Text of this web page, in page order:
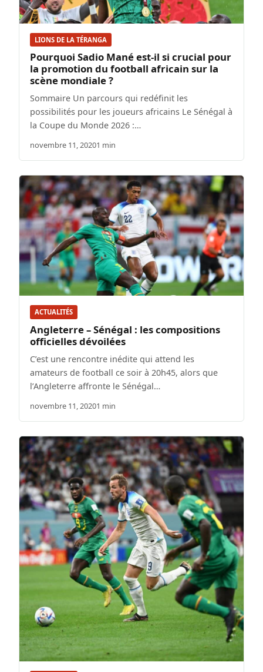
LIONS DE LA TÉRANGA
Pourquoi Sadio Mané est-il si crucial pour
la promotion du football africain sur la
scène mondiale ?
Sommaire Un parcours qui redéfinit les
possibilités pour les joueurs africains Le Sénégal à
la Coupe du Monde 2026 :…
novembre 11, 20201 min
ACTUALITÉS
Angleterre – Sénégal : les compositions
officielles dévoilées
C’est une rencontre inédite qui attend les
amateurs de football ce soir à 20h45, alors que
l’Angleterre affronte le Sénégal…
novembre 11, 20201 min